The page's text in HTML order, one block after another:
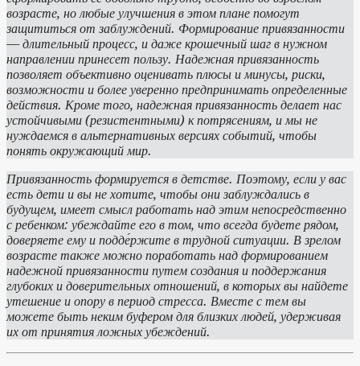
возрасте, но любые улучшения в этом плане помогут
защититься от заблуждений. Формирование привязанности
— длительный процесс, и даже крошечный шаг в нужном
направлении принесет пользу. Надежная привязанность
позволяет объективно оценивать плюсы и минусы, риски,
возможности и более уверенно предпринимать определенные
действия. Кроме того, надежная привязанность делает нас
устойчивыми (резистентными) к потрясениям, и мы не
нуждаемся в альтернативных версиях событий, чтобы
понять окружающий мир.
Привязанность формируется в детстве. Поэтому, если у вас
есть дети и вы не хотите, чтобы они заблуждались в
будущем, имеет смысл работать над этим непосредственно
с ребенком: убеждайте его в том, что всегда будете рядом,
доверяете ему и подде́ржите в трудной ситуации. В зрелом
возрасте также можно поработать над формированием
надежной привязанности путем создания и поддержания
глубоких и доверительных отношений, в которых вы найдете
утешение и опору в период стресса. Вместе с тем вы
можете быть неким буфером для близких людей, удерживая
их от принятия ложных убеждений.